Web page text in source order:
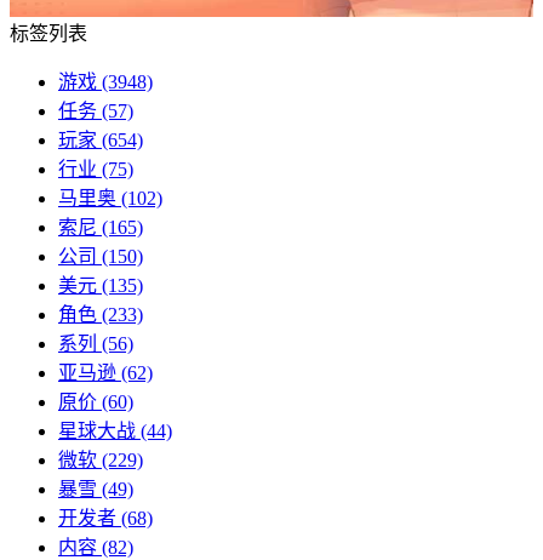
标签列表
游戏 (3948)
任务 (57)
玩家 (654)
行业 (75)
马里奥 (102)
索尼 (165)
公司 (150)
美元 (135)
角色 (233)
系列 (56)
亚马逊 (62)
原价 (60)
星球大战 (44)
微软 (229)
暴雪 (49)
开发者 (68)
内容 (82)